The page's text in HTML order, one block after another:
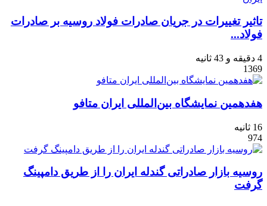
تاثیر تغییرات در جریان صادرات فولاد روسیه بر صادرات
فولاد...
4 دقیقه و 43 ثانیه
1369
هفدهمین نمایشگاه بین‌المللی ایران متافو
16 ثانیه
974
روسیه بازار صادراتی گندله ایران را از طریق دامپینگ
گرفت